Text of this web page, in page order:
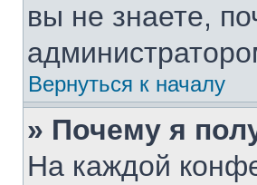
вы не знаете,
Вернуться к началу
» Почему я
На каждой